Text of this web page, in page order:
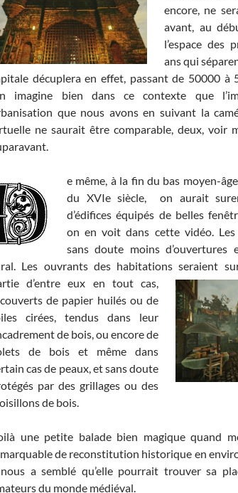
encore, ne
avant, au
l’espace des
ans qui
décuplera en effet, passant de 50000 à
imagine bien dans ce contexte que
que nous avons en suivant la
ne saurait être comparable, deux, voir
e même, à la fin du bas moyen-
du XVIe siècle, on aurait
d’édifices équipés de belles
on en voit dans cette vidéo. Les
sans doute moins d’ouvertures
Les ouvrants des habitations seraient
d’entre eux en tout cas,
de papier huilés ou de
cirées, tendus dans leur
de bois, ou encore de
de bois et même dans
cas de peaux, et sans doute
par des grillages ou des
de bois.
une petite balade bien magique quand
de reconstitution historique en
a semblé qu’elle pourrait trouver sa
du monde médiéval.